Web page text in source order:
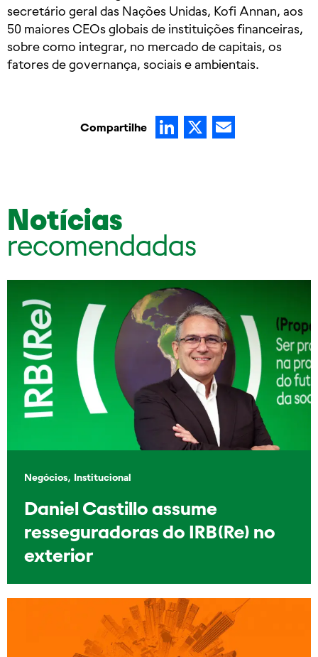
secretário geral das Nações Unidas, Kofi Annan, aos
50 maiores CEOs globais de instituições financeiras,
sobre como integrar, no mercado de capitais, os
fatores de governança, sociais e ambientais.
Compartilhe LinkedIn
X
Notícias
recomendadas
Negócios, Institucional
Daniel Castillo assume
resseguradoras do IRB(Re) no
exterior